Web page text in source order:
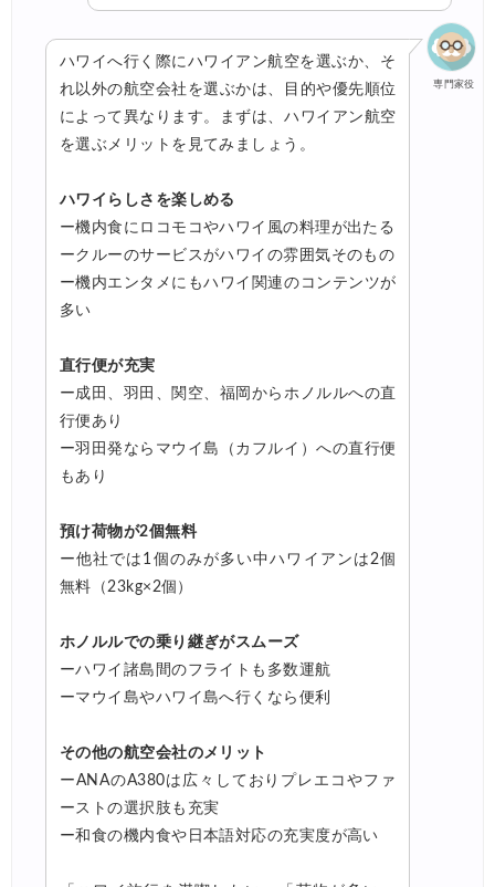
専門家役
ハワイへ行く際にハワイアン航空を選ぶか、そ
れ以外の航空会社を選ぶかは、目的や優先順位
によって異なります。まずは、ハワイアン航空
を選ぶメリットを見てみましょう。
ハワイらしさを楽しめる
ー機内食にロコモコやハワイ風の料理が出たる
ークルーのサービスがハワイの雰囲気そのもの
ー機内エンタメにもハワイ関連のコンテンツが
多い
直行便が充実
ー成田、羽田、関空、福岡からホノルルへの直
行便あり
ー羽田発ならマウイ島（カフルイ）への直行便
もあり
預け荷物が2個無料
ー他社では1個のみが多い中ハワイアンは2個
無料（23kg×2個）
ホノルルでの乗り継ぎがスムーズ
ーハワイ諸島間のフライトも多数運航
ーマウイ島やハワイ島へ行くなら便利
その他の航空会社のメリット
ーANAのA380は広々しておりプレエコやファ
ーストの選択肢も充実
ー和食の機内食や日本語対応の充実度が高い